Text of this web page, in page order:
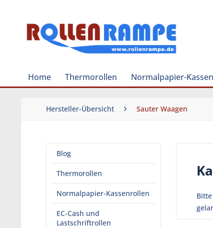
Home Thermorollen Normalpapier-
Hersteller-Übersicht Sauter Waagen
Blog
Thermorollen
Normalpapier-Kassenrollen
EC-Cash und
Lastschriftrollen